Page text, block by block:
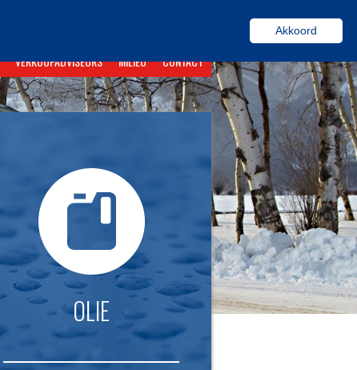
VERKOOPADVISEURS MILIEU CONTACT
OLIE
Akkoord